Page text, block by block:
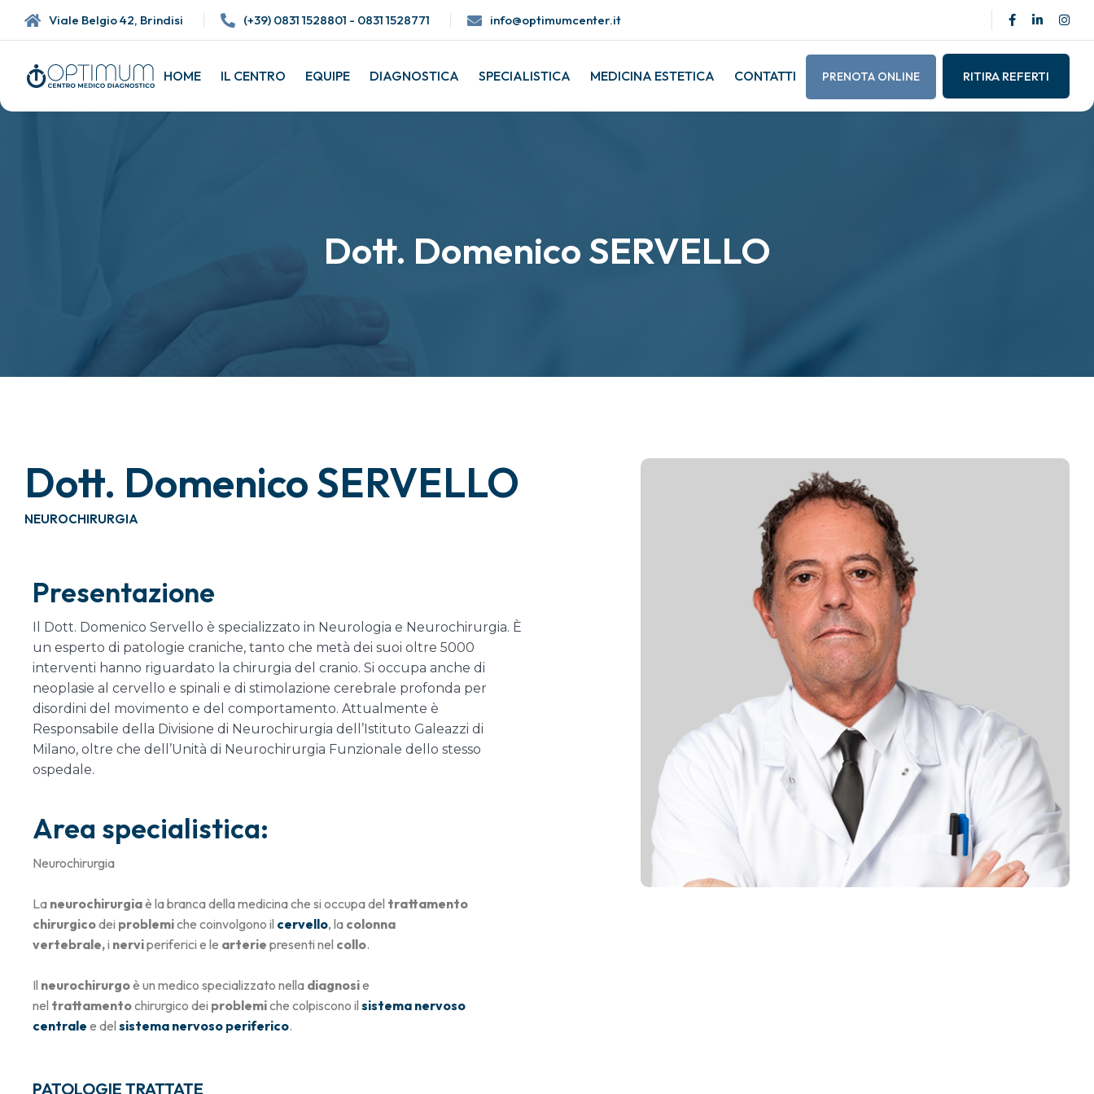
Viale Belgio 42, Brindisi (+39) 0831 1528801 - 0831 1528771 info@optimumcenter.it
HOME IL CENTRO EQUIPE DIAGNOSTICA SPECIALISTICA MEDICINA ESTETICA CONTATTI PRENOTA ONLINE RITIRA REFERTI
Dott. Domenico SERVELLO
Dott. Domenico SERVELLO
NEUROCHIRURGIA
Presentazione
Il Dott. Domenico Servello è specializzato in Neurologia e Neurochirurgia. È
un esperto di patologie craniche, tanto che metà dei suoi oltre 5000
interventi hanno riguardato la chirurgia del cranio. Si occupa anche di
neoplasie al cervello e spinali e di stimolazione cerebrale profonda per
disordini del movimento e del comportamento. Attualmente è
Responsabile della Divisione di Neurochirurgia dell’Istituto Galeazzi di
Milano, oltre che dell’Unità di Neurochirurgia Funzionale dello stesso
ospedale.
Area specialistica:
Neurochirurgia
La neurochirurgiaè la branca della medicina che si occupa del trattamento
chirurgicodei problemiche coinvolgono il cervello, la colonna
vertebrale,i nerviperiferici e le arterie presenti nel collo.
Il neurochirurgoè un medico specializzato nella diagnosie
nel trattamentochirurgico dei problemiche colpiscono il sistema nervoso
centrale e del sistema nervoso periferico.
PATOLOGIE TRATTATE